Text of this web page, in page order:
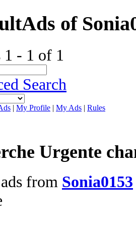
Ads of
1 - 1 of 1
Search
| My Profile | My Ads | Rules
Urgente
from Sonia0153